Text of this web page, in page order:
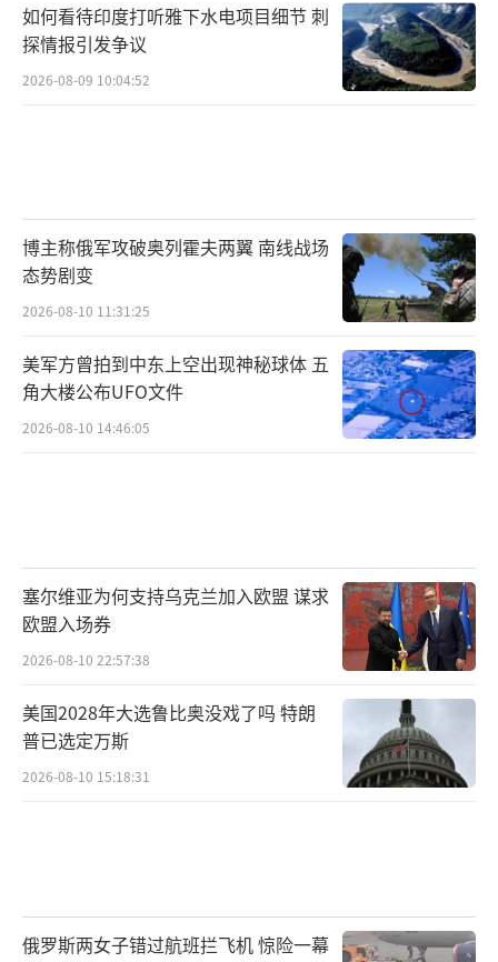
如何看待印度打听雅下水电项目细节 刺
探情报引发争议
2026-08-09 10:04:52
博主称俄军攻破奥列霍夫两翼 南线战场
态势剧变
2026-08-10 11:31:25
美军方曾拍到中东上空出现神秘球体 五
角大楼公布UFO文件
2026-08-10 14:46:05
塞尔维亚为何支持乌克兰加入欧盟 谋求
欧盟入场券
2026-08-10 22:57:38
美国2028年大选鲁比奥没戏了吗 特朗
普已选定万斯
2026-08-10 15:18:31
俄罗斯两女子错过航班拦飞机 惊险一幕